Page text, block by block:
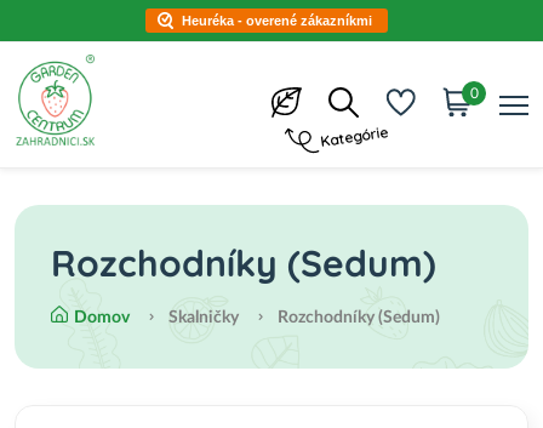
Heuréka - overené zákazníkmi
Kategórie
0
Rozchodníky (Sedum)
Domov Skalničky Rozchodníky (Sedum)